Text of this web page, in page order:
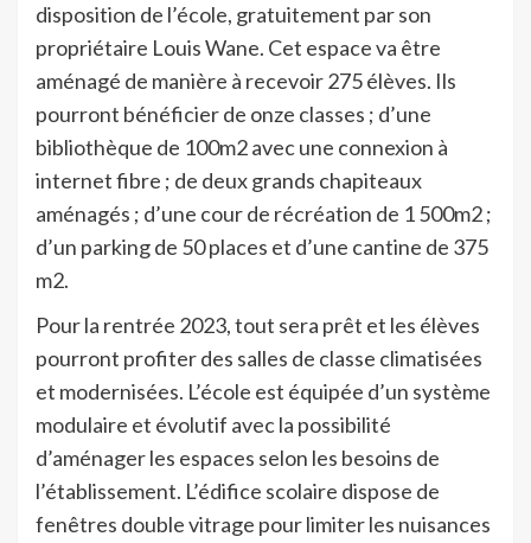
disposition de l’école, gratuitement par son
propriétaire Louis Wane. Cet espace va être
aménagé de manière à recevoir 275 élèves. Ils
pourront bénéficier de onze classes ; d’une
bibliothèque de 100m2 avec une connexion à
internet fibre ; de deux grands chapiteaux
aménagés ; d’une cour de récréation de 1 500m2 ;
d’un parking de 50 places et d’une cantine de 375
m2.
Pour la rentrée 2023, tout sera prêt et les élèves
pourront profiter des salles de classe climatisées
et modernisées. L’école est équipée d’un système
modulaire et évolutif avec la possibilité
d’aménager les espaces selon les besoins de
l’établissement. L’édifice scolaire dispose de
fenêtres double vitrage pour limiter les nuisances